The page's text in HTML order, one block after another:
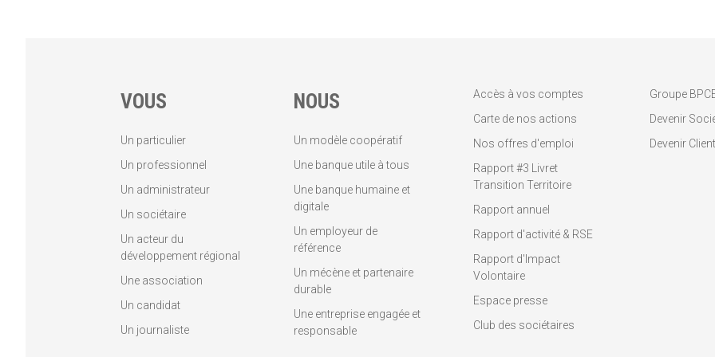
VOUS
Un particulier
Un professionnel
Un administrateur
Un sociétaire
Un acteur du
développement régional
Une association
Un candidat
Un journaliste
NOUS
Un modèle coopératif
Une banque utile à tous
Une banque humaine et
digitale
Un employeur de
référence
Un mécène et partenaire
durable
Une entreprise engagée et
responsable
Accès à vos comptes
Carte de nos actions
Nos offres d'emploi
Rapport #3 Livret
Transition Territoire
Rapport annuel
Rapport d'activité & RSE
Rapport d'Impact
Volontaire
Espace presse
Club des sociétaires
Groupe
Devenir
Devenir Client